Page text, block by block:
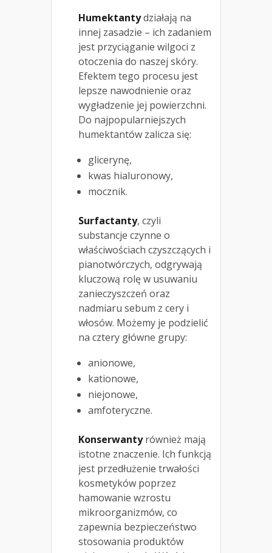
Humektantydziałają na
innej zasadzie – ich zadaniem
jest przyciąganie wilgoci z
otoczenia do naszej skóry.
Efektem tego procesu jest
lepsze nawodnienie oraz
wygładzenie jej powierzchni.
Do najpopularniejszych
humektantów zalicza się:
glicerynę,
kwas hialuronowy,
mocznik.
Surfactanty, czyli
substancje czynne o
właściwościach czyszczących i
pianotwórczych, odgrywają
kluczową rolę w usuwaniu
zanieczyszczeń oraz
nadmiaru sebum z cery i
włosów. Możemy je podzielić
na cztery główne grupy:
anionowe,
kationowe,
niejonowe,
amfoteryczne.
Konserwantyrównież mają
istotne znaczenie. Ich funkcją
jest przedłużenie trwałości
kosmetyków poprzez
hamowanie wzrostu
mikroorganizmów, co
zapewnia bezpieczeństwo
stosowania produktów